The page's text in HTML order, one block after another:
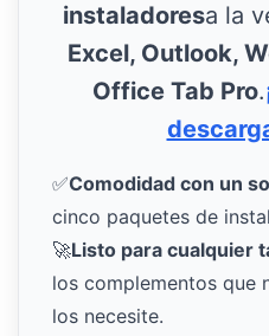
instaladoresa la
Excel, Outlook,
Office Tab Pro.
✅Comodidad con un
cinco paquetes de
🚀Listo para cualquier
los complementos que
los necesite.